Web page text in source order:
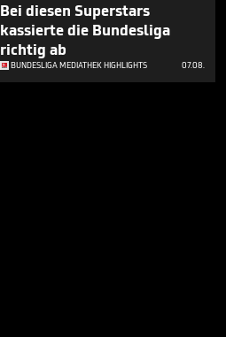
Bei diesen Superstars
kassierte die Bundesliga
richtig ab
BUNDESLIGA MEDIATHEK HIGHLIGHTS 07.08.